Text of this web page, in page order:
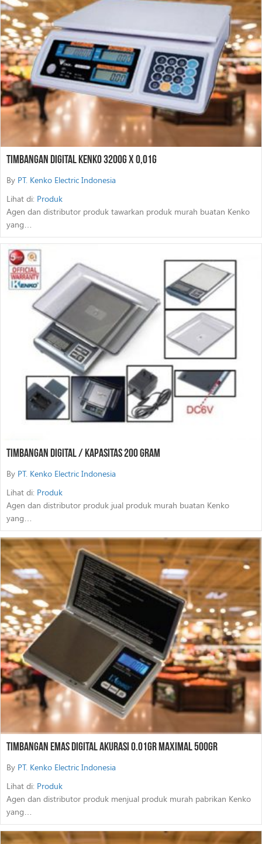
Timbangan Digital Kenko 3200G X 0,01G
By PT. Kenko Electric Indonesia
Lihat di: Produk
Agen dan distributor produk tawarkan produk murah buatan Kenko
yang…
Timbangan Digital / Kapasitas 200 Gram
By PT. Kenko Electric Indonesia
Lihat di: Produk
Agen dan distributor produk jual produk murah buatan Kenko
yang…
Timbangan Emas Digital Akurasi 0.01Gr Maximal 500Gr
By PT. Kenko Electric Indonesia
Lihat di: Produk
Agen dan distributor produk menjual produk murah pabrikan Kenko
yang…